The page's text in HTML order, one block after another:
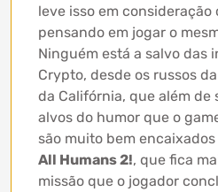
leve isso em consideração
pensando em jogar o
Ninguém está a salvo das
Crypto, desde os russos
da Califórnia, que além de
alvos do humor que o
são muito bem
All Humans 2!, que fica
missão que o jogador